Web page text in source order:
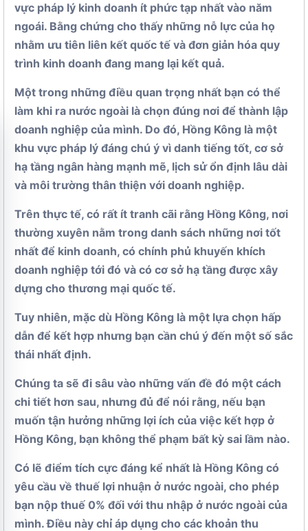
vực pháp lý kinh doanh ít phức tạp nhất vào năm
ngoái. Bằng chứng cho thấy những nỗ lực của họ
nhằm ưu tiên liên kết quốc tế và đơn giản hóa quy
trình kinh doanh đang mang lại kết quả.
Một trong những điều quan trọng nhất bạn có thể
làm khi ra nước ngoài là chọn đúng nơi để thành lập
doanh nghiệp của mình. Do đó, Hồng Kông là một
khu vực pháp lý đáng chú ý vì danh tiếng tốt, cơ sở
hạ tầng ngân hàng mạnh mẽ, lịch sử ổn định lâu dài
và môi trường thân thiện với doanh nghiệp.
Trên thực tế, có rất ít tranh cãi rằng Hồng Kông, nơi
thường xuyên nằm trong danh sách những nơi tốt
nhất để kinh doanh, có chính phủ khuyến khích
doanh nghiệp tới đó và có cơ sở hạ tầng được xây
dựng cho thương mại quốc tế.
Tuy nhiên, mặc dù Hồng Kông là một lựa chọn hấp
dẫn để kết hợp nhưng bạn cần chú ý đến một số sắc
thái nhất định.
Chúng ta sẽ đi sâu vào những vấn đề đó một cách
chi tiết hơn sau, nhưng đủ để nói rằng, nếu bạn
muốn tận hưởng những lợi ích của việc kết hợp ở
Hồng Kông, bạn không thể phạm bất kỳ sai lầm nào.
Có lẽ điểm tích cực đáng kể nhất là Hồng Kông có
yêu cầu về thuế lợi nhuận ở nước ngoài, cho phép
bạn nộp thuế 0% đối với thu nhập ở nước ngoài của
mình. Điều này chỉ áp dụng cho các khoản thu